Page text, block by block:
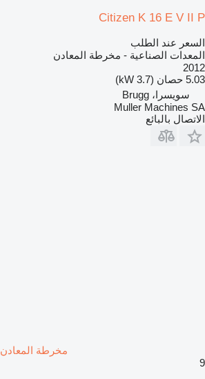
Citizen K 16 E V II P
السعر عند الطلب
المعدات الصناعية - مخرطة المعادن
2012
5.03 حصان (3.7 kW)
سويسرا، Brugg
Muller Machines SA
الاتصال بالبائع
مخرطة المعادن Citizen L 20
9